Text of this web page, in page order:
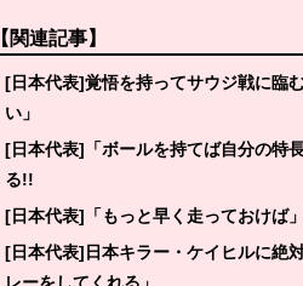
【関連記事】
[日本代表]覚悟を持ってサウジ戦に臨
い」
[日本代表]「ボールを持てば自分の特
る!!
[日本代表]「もっと早く走っておけば
[日本代表]日本キラー・ケイヒルに絶